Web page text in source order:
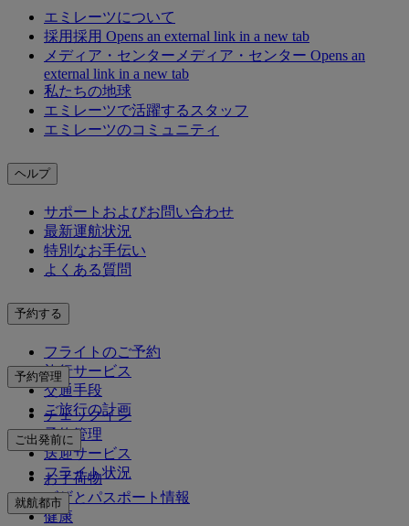
エミレーツについて
採用採用 Opens an external link in a new tab
メディア・センター メディア・センター Opens an
external link in a new tab
私たちの地球
エミレーツで活躍するスタッフ
エミレーツのコミュニティ
ヘルプ
サポートおよびお問い合わせ
最新運航状況
特別なお手伝い
よくある質問
予約する
フライトのご予約
旅行サービス
交通手段
ご旅行の計画
予約管理
チェックイン
予約管理
送迎サービス
フライト状況
ご出発前に
お手荷物
ビザとパスポート情報
健康
就航都市